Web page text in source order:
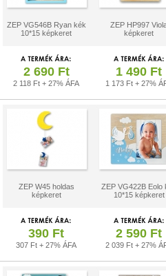
ZEP VG546B Ryan kék
10*15 képkeret
ZEP HP997
képkeret
2 690 Ft
2 118 Ft + 27% ÁFA
1 490 Ft
1 173 Ft + 27%
ZEP W45 holdas
képkeret
ZEP VG422B Eolo
10*15 képkeret
390 Ft
307 Ft + 27% ÁFA
2 590 Ft
2 039 Ft + 27%